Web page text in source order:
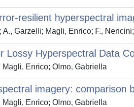
resilient hyperspectral
A., Garzelli; Magli, Enrico; F.,
Lossy Hyperspectral Data
Enrico; Olmo, Gabriella
imagery: comparison
Enrico; Olmo, Gabriella